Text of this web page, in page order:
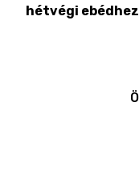
hétvégi ebédhez